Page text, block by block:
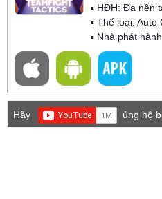
▪ HĐH: Đa nền
▪ Thể loại: Auto
▪ Nhà phát
Hãy
ủng hộ